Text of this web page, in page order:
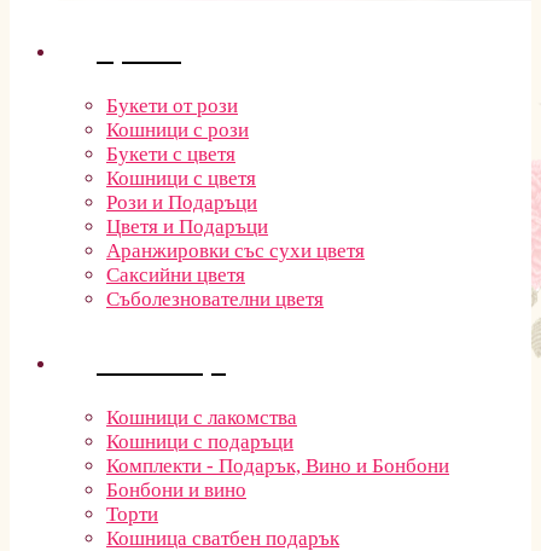
Букети от рози
Кошници с рози
Букети с цветя
Кошници с цветя
Рози и Подаръци
Цветя и Подаръци
Аранжировки със сухи цветя
Саксийни цветя
Съболезнователни цветя
Кошници с лакомства
Кошници с подаръци
Комплекти - Подарък, Вино и Бонбони
Бонбони и вино
Торти
Кошница сватбен подарък